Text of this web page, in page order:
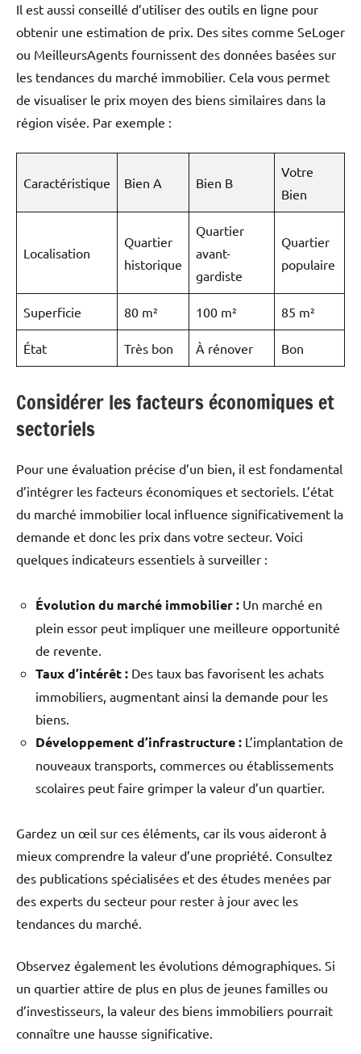
Il est aussi conseillé d’utiliser des outils en ligne pour
obtenir une estimation de prix. Des sites comme SeLoger
ou MeilleursAgents fournissent des données basées sur
les tendances du marché immobilier. Cela vous permet
de visualiser le prix moyen des biens similaires dans la
région visée. Par exemple :
Caractéristique Bien A Bien B
Votre
Bien
Localisation
Quartier
historique
Quartier
avant-
gardiste
Quartier
populaire
Superficie 80 m² 100 m² 85 m²
État Très bon À rénover Bon
Considérer les facteurs économiques et
sectoriels
Pour une évaluation précise d’un bien, il est fondamental
d’intégrer les facteurs économiques et sectoriels. L’état
du marché immobilier local influence significativement la
demande et donc les prix dans votre secteur. Voici
quelques indicateurs essentiels à surveiller :
Évolution du marché immobilier : Un marché en
plein essor peut impliquer une meilleure opportunité
de revente.
Taux d’intérêt : Des taux bas favorisent les achats
immobiliers, augmentant ainsi la demande pour les
biens.
Développement d’infrastructure : L’implantation de
nouveaux transports, commerces ou établissements
scolaires peut faire grimper la valeur d’un quartier.
Gardez un œil sur ces éléments, car ils vous aideront à
mieux comprendre la valeur d’une propriété. Consultez
des publications spécialisées et des études menées par
des experts du secteur pour rester à jour avec les
tendances du marché.
Observez également les évolutions démographiques. Si
un quartier attire de plus en plus de jeunes familles ou
d’investisseurs, la valeur des biens immobiliers pourrait
connaître une hausse significative.